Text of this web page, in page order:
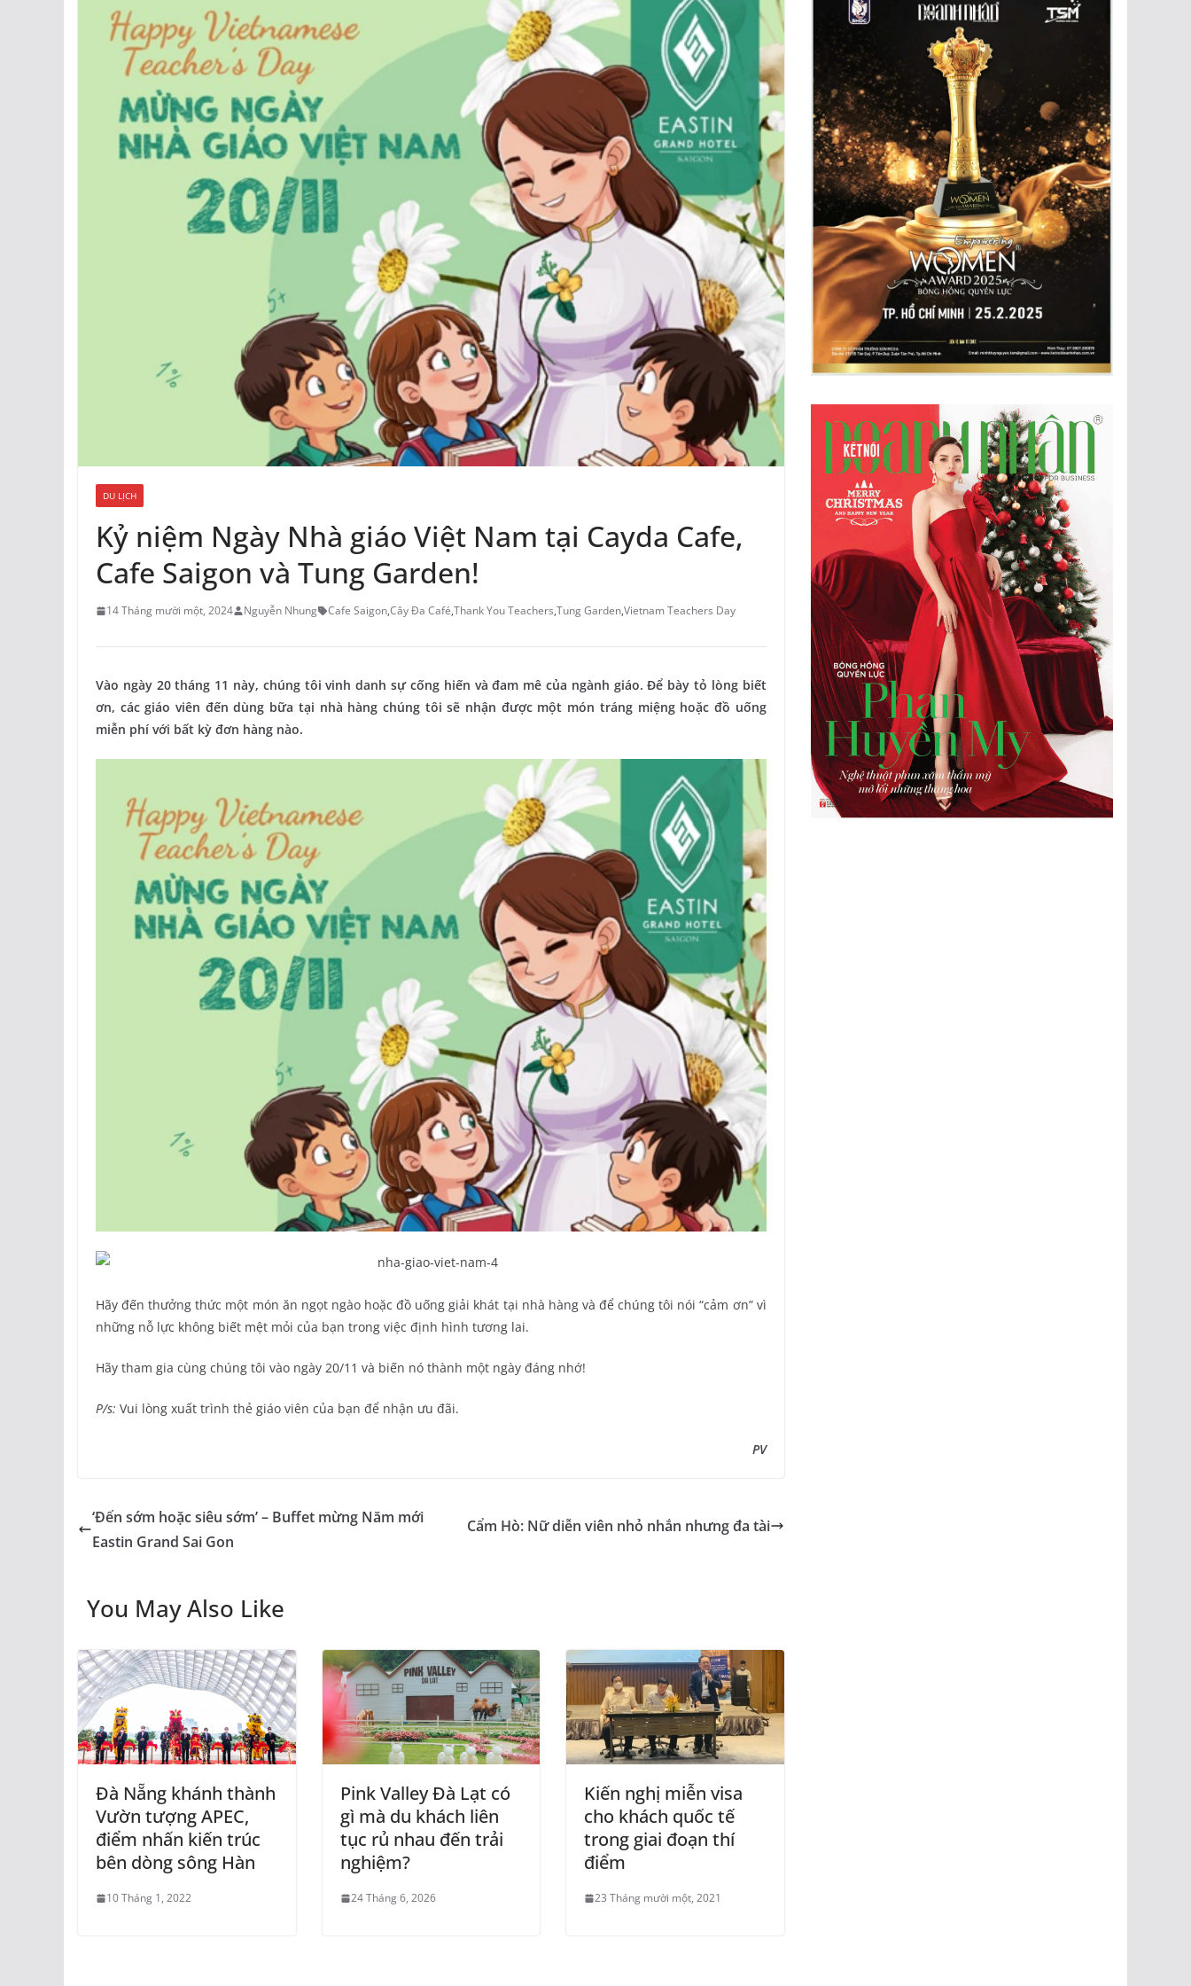
DU LỊCH
Kỷ niệm Ngày Nhà giáo Việt Nam tại Cayda Cafe,
Cafe Saigon và Tung Garden!
14 Tháng mười một, 2024 Nguyễn Nhung Cafe Saigon,Cây Đa Café,Thank You Teachers,Tung Garden,Vietnam Teachers Day
Vào ngày 20 tháng 11 này, chúng tôi vinh danh sự cống hiến và đam mê của ngành giáo. Để bày tỏ lòng biết
ơn, các giáo viên đến dùng bữa tại nhà hàng chúng tôi sẽ nhận được một món tráng miệng hoặc đồ uống
miễn phí với bất kỳ đơn hàng nào.
Hãy đến thưởng thức một món ăn ngọt ngào hoặc đồ uống giải khát tại nhà hàng và để chúng tôi nói “cảm ơn” vì
những nỗ lực không biết mệt mỏi của bạn trong việc định hình tương lai.
Hãy tham gia cùng chúng tôi vào ngày 20/11 và biến nó thành một ngày đáng nhớ!
P/s: Vui lòng xuất trình thẻ giáo viên của bạn để nhận ưu đãi.
PV
‘Đến sớm hoặc siêu sớm’ – Buffet mừng Năm mới
Eastin Grand Sai Gon
Cẩm Hò: Nữ diễn viên nhỏ nhắn nhưng đa tài
You May Also Like
Đà Nẵng khánh thành
Vườn tượng APEC,
điểm nhấn kiến trúc
bên dòng sông Hàn
10 Tháng 1, 2022
Pink Valley Đà Lạt có
gì mà du khách liên
tục rủ nhau đến trải
nghiệm?
24 Tháng 6, 2026
Kiến nghị miễn visa
cho khách quốc tế
trong giai đoạn thí
điểm
23 Tháng mười một, 2021